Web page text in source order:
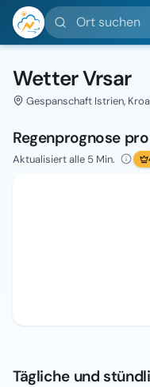
Ort suchen
Wetter Vrsar
Gespanschaft Istrien,
Regenprognose
Aktualisiert alle 5 Min.
Tägliche und